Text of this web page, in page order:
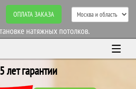
ОПЛАТА ЗАКАЗА
натяжных потолков.
лет гарантии